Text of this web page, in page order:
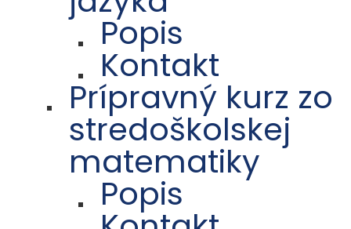
Popis
Kontakt
Prípravný kurz zo
stredoškolskej
matematiky
Popis